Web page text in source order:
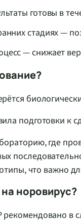
готовы в
стадиях —
— снижает
подготовки к
где
что важно
норовирус?
в